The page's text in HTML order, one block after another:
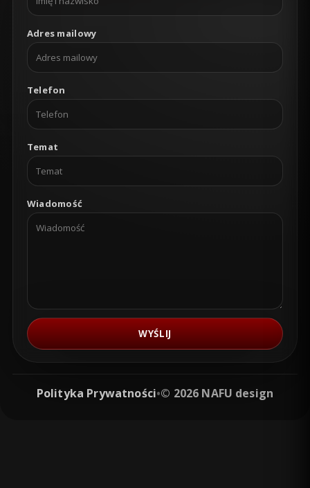
Adres mailowy
Telefon
Temat
Wiadomość
WYŚLIJ
Polityka Prywatności•© 2026 NAFU design